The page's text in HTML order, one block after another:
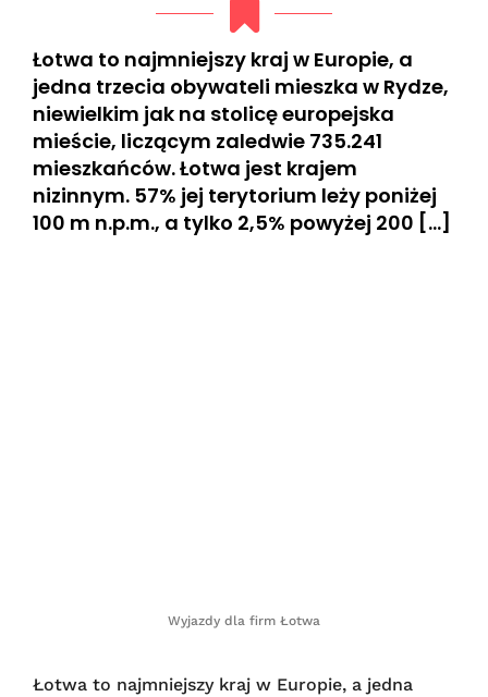
Łotwa to najmniejszy kraj w Europie, a
jedna trzecia obywateli mieszka w Rydze,
niewielkim jak na stolicę europejska
mieście, liczącym zaledwie 735.241
mieszkańców. Łotwa jest krajem
nizinnym. 57% jej terytorium leży poniżej
100 m n.p.m., a tylko 2,5% powyżej 200 […]
Wyjazdy dla firm Łotwa
Łotwa to najmniejszy kraj w Europie, a jedna